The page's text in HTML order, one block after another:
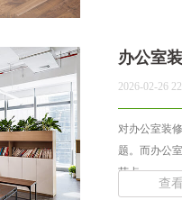
办公室
2026-02-26
对办公室装
题。而办公
节点，... ...
查